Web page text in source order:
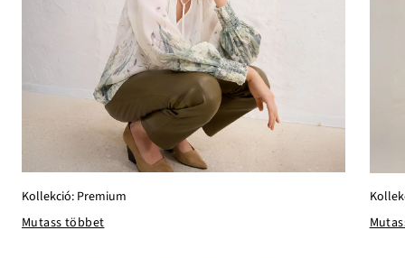
Kollekció: Premium
Mutass többet